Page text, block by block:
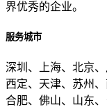
界优秀的企业。
服务城市
深圳、上海、北京
西定、天津、苏州
合肥、佛山、山东